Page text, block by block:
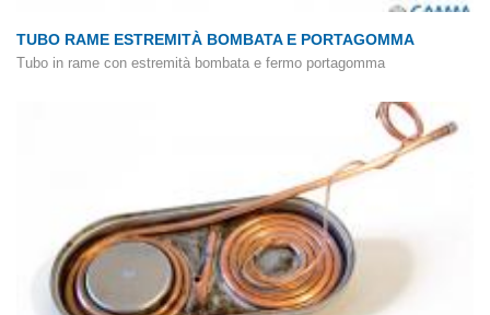
TUBO RAME ESTREMITÀ BOMBATA E PORTAGOMMA
Tubo in rame con estremità bombata e fermo portagomma